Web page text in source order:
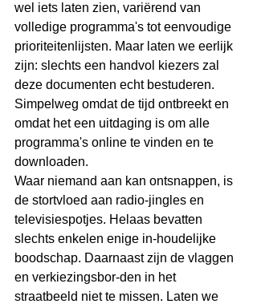
wel iets laten zien, variërend van
volledige programma's tot eenvoudige
prioriteitenlijsten. Maar laten we eerlijk
zijn: slechts een handvol kiezers zal
deze documenten echt bestuderen.
Simpelweg omdat de tijd ontbreekt en
omdat het een uitdaging is om alle
programma's online te vinden en te
downloaden.
Waar niemand aan kan ontsnappen, is
de stortvloed aan radio-jingles en
televisiespotjes. Helaas bevatten
slechts enkelen enige in-houdelijke
boodschap. Daarnaast zijn de vlaggen
en verkiezingsbor-den in het
straatbeeld niet te missen. Laten we